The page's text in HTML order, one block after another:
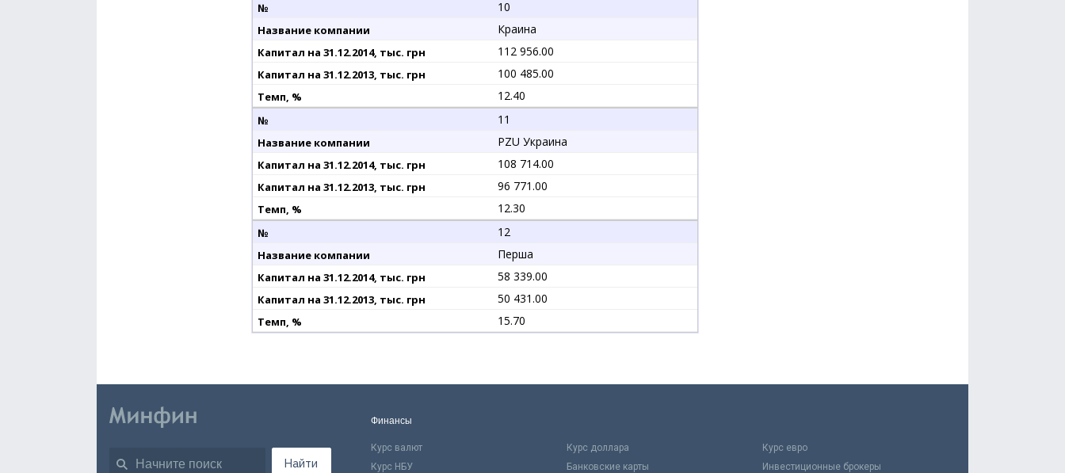
10
Краина
112 956.00
100 485.00
12.40
11
PZU Украина
108 714.00
96 771.00
12.30
12
Перша
58 339.00
50 431.00
15.70
Найти
Финансы
Курс валют Курс доллара
Курс евро
Курс НБУ
Банковские карты
Инвестиционные брокеры